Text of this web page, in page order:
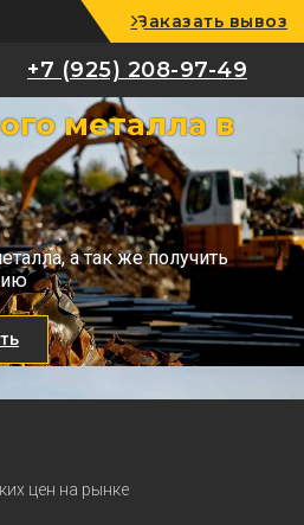
+7 (925) 208-97-49
Заказать вывоз
+7 (925) 208-97-49
металла в
а так же получить
цен на рынке